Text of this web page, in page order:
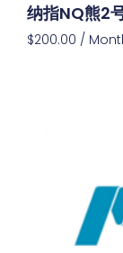
纳指NQ熊2
$200.00 /